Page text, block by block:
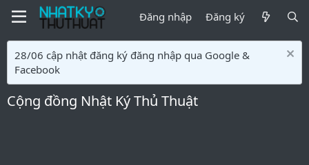
Đăng nhập Đăng ký
28/06 cập nhật đăng ký đăng nhập qua Google &
Facebook
Cộng đồng Nhật Ký Thủ Thuật